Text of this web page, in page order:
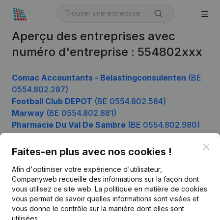
Aperçu des entreprises avec
numéro d'entreprise : 554802xxx
Comac Accountants - Belastingconsulenten (BE
0554.802.287)
Football Club DEPOT (BE 0554.802.584)
Marway (BE 0554.802.881)
Pharmacie Du Val De Sambre (BE 0554.802.980)
Faites-en plus avec nos cookies !
Afin d'optimiser votre expérience d'utilisateur,
Companyweb recueille des informations sur la façon dont
vous utilisez ce site web. La politique en matière de cookies
vous permet de savoir quelles informations sont visées et
vous donne le contrôle sur la manière dont elles sont
utilisées.
Français
Informations d’entreprise
Monitoring